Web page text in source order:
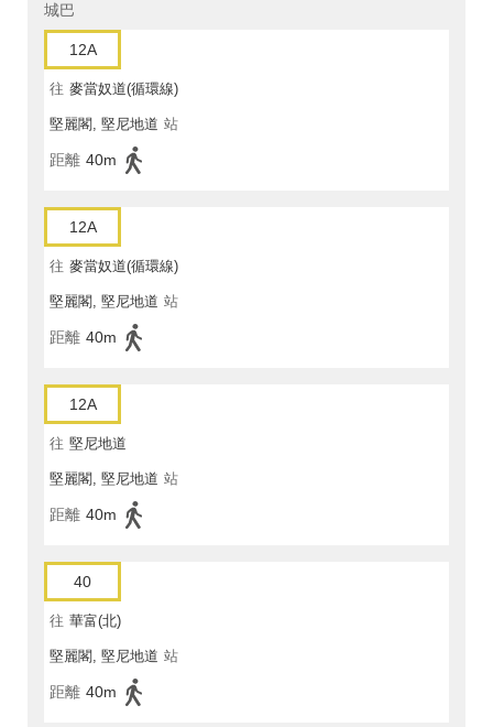
城巴
12A
往 麥當奴道(循環線)
堅麗閣, 堅尼地道 站
距離 40m
12A
往 麥當奴道(循環線)
堅麗閣, 堅尼地道 站
距離 40m
12A
往 堅尼地道
堅麗閣, 堅尼地道 站
距離 40m
40
往 華富(北)
堅麗閣, 堅尼地道 站
距離 40m